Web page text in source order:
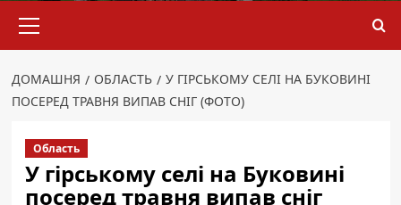
меню
ДОМАШНЯ ОБЛАСТЬ
У ГІРСЬКОМУ СЕЛІ НА БУКОВИНІ
ПОСЕРЕД ТРАВНЯ ВИПАВ СНІГ (ФОТО)
Область
У гірському селі на Буковині
посеред травня випав сніг